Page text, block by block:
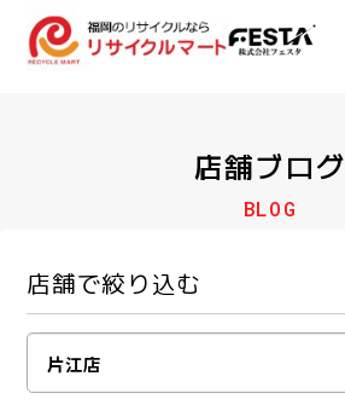
店舗ブログ
BLOG
店舗で絞り込む